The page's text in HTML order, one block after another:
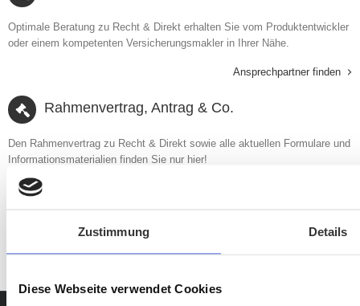
Zustimmung Details
Diese Webseite verwendet Cookies
Optimale Beratung zu Recht & Direkt erhalten Sie vom Produktentwickler
oder einem kompetenten Versicherungsmakler in Ihrer Nähe.
Ansprechpartner finden
Rahmenvertrag, Antrag & Co.
Den Rahmenvertrag zu Recht & Direkt sowie alle aktuellen Formulare und
Informationsmaterialien finden Sie nur hier!